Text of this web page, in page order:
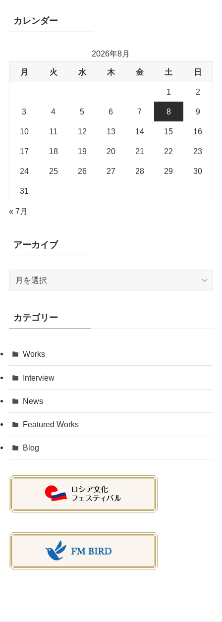
カレンダー
2026年8月
月 火 水 木 金 土 日
1 2
3 4 5 6 7 8 9
10 11 12 13 14 15 16
17 18 19 20 21 22 23
24 25 26 27 28 29 30
31
« 7月
アーカイブ
ブ
カテゴリー
Works
Interview
News
Featured Works
Blog